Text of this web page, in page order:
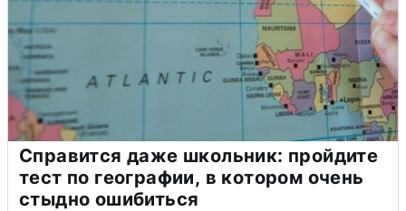
Справится даже школьник: пройдите
тест по географии, в котором очень
стыдно ошибиться